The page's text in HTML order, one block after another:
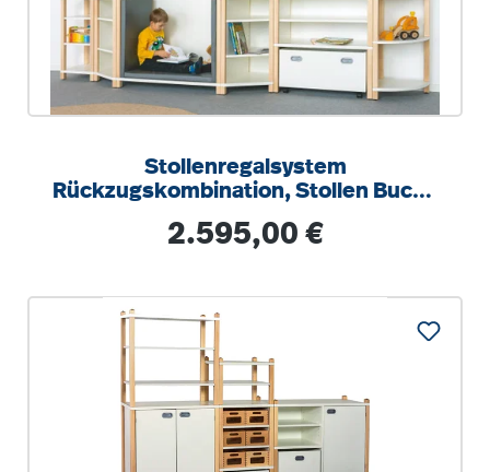
Stollenregalsystem
Rückzugskombination, Stollen Buche
40/60 cm
Regulärer Preis:
2.595,00 €